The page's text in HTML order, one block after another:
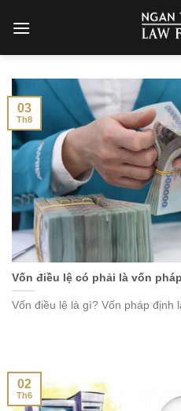
Vốn điều lệ có phải là vốn
Vốn điều lệ là gì? Vốn pháp định
03
Th8
02
Th6